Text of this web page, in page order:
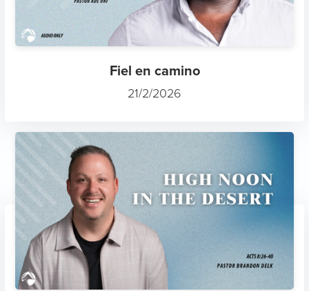
Fiel en camino
21/2/2026